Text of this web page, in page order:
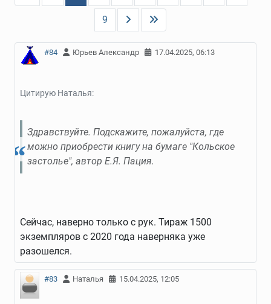
9
#84 Юрьев Александр 17.04.2025, 06:13
Цитирую Наталья:
Здравствуйте. Подскажите, пожалуйста, где
можно приобрести книгу на бумаге "Кольское
застолье", автор Е.Я. Пация.
Сейчас, наверно только с рук. Тираж 1500
экземпляров с 2020 года наверняка уже
разошелся.
#83 Наталья 15.04.2025, 12:05